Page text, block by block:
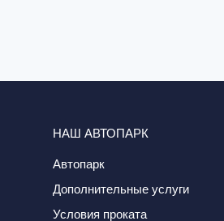
НАШ АВТОПАРК
Автопарк
Дополнительные услуги
Условия проката